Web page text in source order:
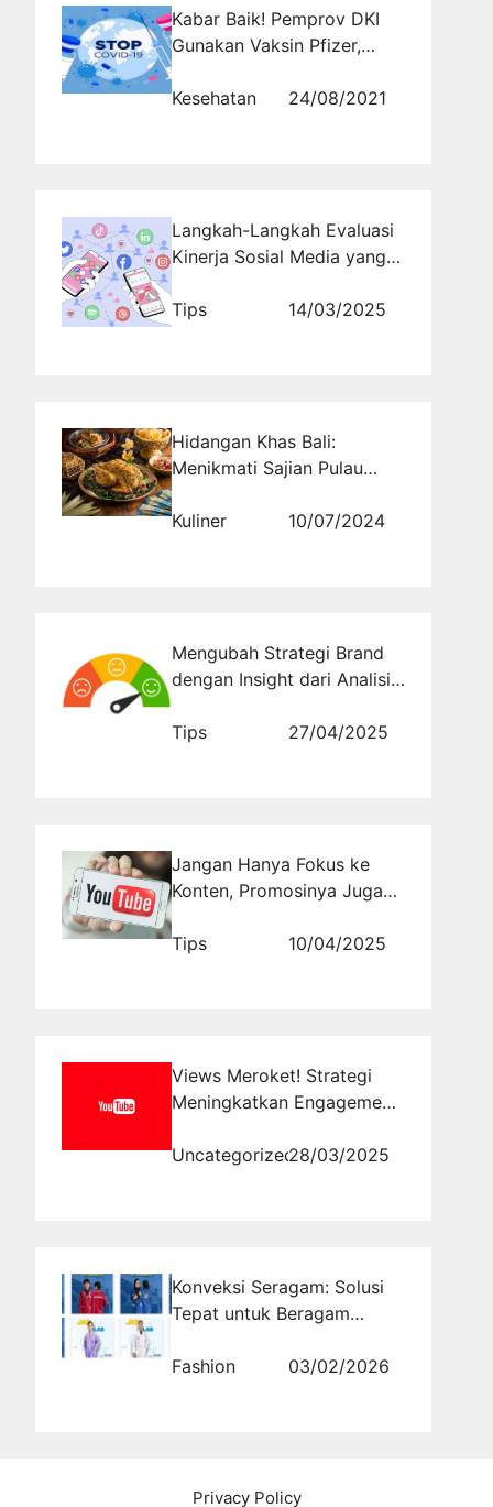
Kabar Baik! Pemprov DKI
Gunakan Vaksin Pfizer,
Kesehatan
24/08/2021
Langkah-Langkah Evaluasi
Kinerja Sosial Media yang
Tips
14/03/2025
Hidangan Khas Bali:
Menikmati Sajian Pulau
Kuliner
10/07/2024
Mengubah Strategi Brand
dengan Insight dari Analisis
Tips
27/04/2025
Jangan Hanya Fokus ke
Konten, Promosinya Juga
Tips
10/04/2025
Views Meroket! Strategi
Meningkatkan Engagement
Uncategorized28/03/2025
Konveksi Seragam: Solusi
Tepat untuk Beragam
dan Custom
Fashion 03/02/2026
Privacy Policy